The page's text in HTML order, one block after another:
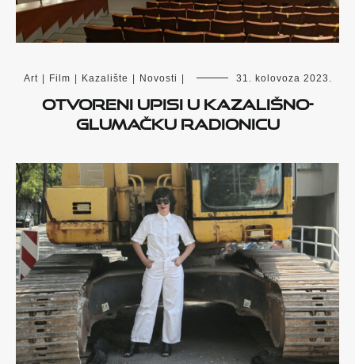
Art | Film | Kazalište | Novosti | 31. kolovoza 2023.
Otvoreni upisi u kazališno-
glumačku radionicu